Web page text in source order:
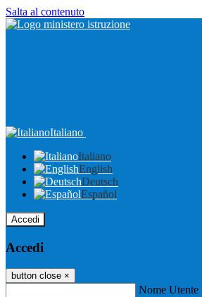
Salta al contenuto
Italiano
Italiano
English
Deutsch
Español
Accedi
Accedi
button close ×
Nome Utente